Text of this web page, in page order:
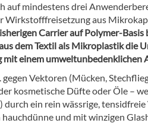
auf mindestens drei
Wirkstofffreisetzung aus
Carrier auf Polymer-
dem Textil als Mikroplastik die
mit einem umweltunbedenklichen
gegen Vektoren (Mücken,
kosmetische Düfte oder Öle –
durch ein rein wässrige,
hauchdünne und mit winzigen